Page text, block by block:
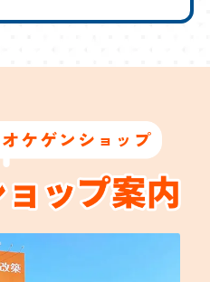
オケゲンショップ